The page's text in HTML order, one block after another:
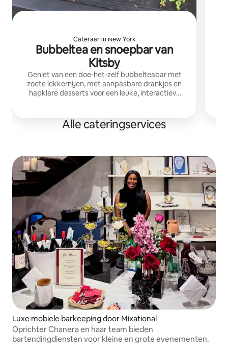
Cateraar in New York
Bubbeltea en snoepbar van
Kitsby
Geniet van een doe-het-zelf bubbelteabar met
zoete lekkernijen, met aanpasbare drankjes en
hapklare desserts voor een leuke, interactieve
Alle cateringservices
Luxe mobiele barkeeping door Mixational
Oprichter Chanera en haar team bieden
bartendingdiensten voor kleine en grote evenementen.